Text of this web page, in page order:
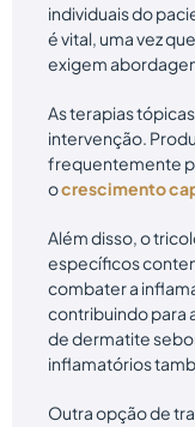
individuais do
é vital, uma vez
exigem
As terapias
intervenção.
frequentemente
ocrescimento
Além disso, o
específicos
combater a
contribuindo para
de dermatite
inflamatórios
Outra opção de